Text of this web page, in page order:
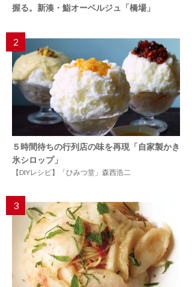
握る。新湊・鮨オーベルジュ「橋場」
2
５時間待ちの行列店の味を再現「自家製かき
氷シロップ」
【DIYレシピ】「ひみつ堂」森西浩二
3